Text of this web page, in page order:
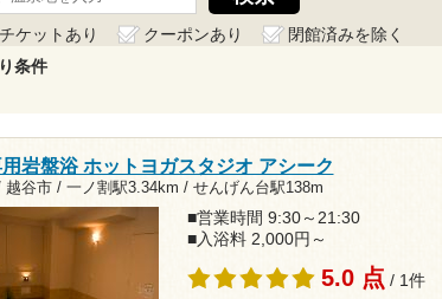
ケットあり クーポンあり
閉館済みを除く
条件
岩盤浴 ホットヨガスタジオ アシーク
越谷市 / 一ノ割駅3.34km / せんげん台駅138m
■営業時間 9:30～21:30
■入浴料 2,000円～
5.0 点 / 1件